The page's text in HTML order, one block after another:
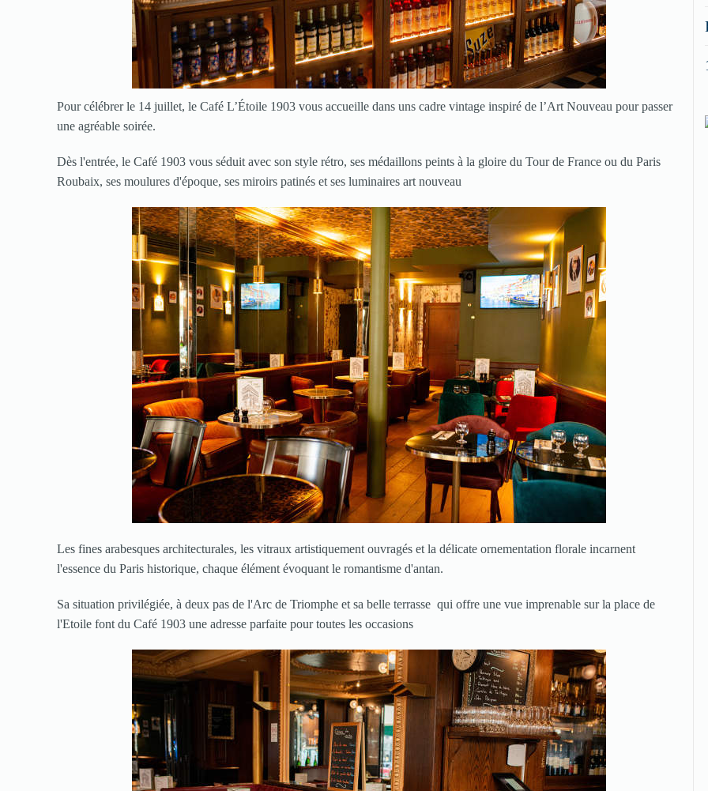
Pour célébrer le 14 juillet, le Café L’Étoile 1903 vous accueille dans uns cadre vintage inspiré de l’Art Nouveau pour passer
une agréable soirée.
Dès l'entrée, le Café 1903 vous séduit avec son style rétro, ses médaillons peints à la gloire du Tour de France ou du Paris
Roubaix, ses moulures d'époque, ses miroirs patinés et ses luminaires art nouveau
Les fines arabesques architecturales, les vitraux artistiquement ouvragés et la délicate ornementation florale incarnent
l'essence du Paris historique, chaque élément évoquant le romantisme d'antan.
Sa situation privilégiée, à deux pas de l'Arc de Triomphe et sa belle terrasse qui offre une vue imprenable sur la place de
l'Etoile font du Café 1903 une adresse parfaite pour toutes les occasions